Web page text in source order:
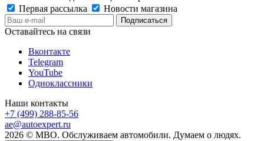
Первая рассылка
Новости магазина
Оставайтесь на связи
Вконтакте
Telegram
YouTube
Одноклассники
Наши контакты
+7 (499) 288-85-56
ae@autoexpert.ru
2026 © МВО. Обслуживаем автомобили. Думаем о людях.